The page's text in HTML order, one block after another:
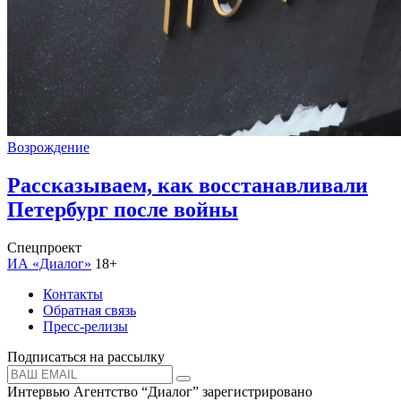
Возрождение
Рассказываем, как восстанавливали
Петербург после войны
Спецпроект
ИА «Диалог» 18+
Контакты
Обратная связь
Пресс-релизы
Подписаться на рассылку
Интервью Агентство “Диалог” зарегистрировано